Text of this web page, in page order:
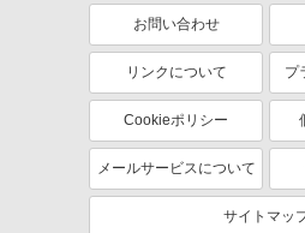
ボーナス・賞与あり
車
交通費支給
社
産休・育休取得実績あり
お問い合わせ
リンクについて プ
Cookieポリシー
メールサービスについて
サイトマッ